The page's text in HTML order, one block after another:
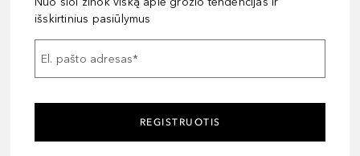
išskirtinius pasiūlymus
El. pašto adresas*
REGISTRUOTIS